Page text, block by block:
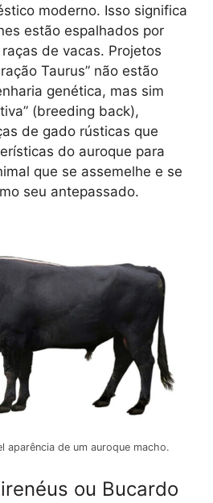
moderno. Isso significa
estão espalhados por
de vacas. Projetos
Taurus” não estão
genética, mas sim
(breeding back),
de gado rústicas que
do auroque para
que se assemelhe e se
seu antepassado.
aparência de um auroque macho.
ou Bucardo